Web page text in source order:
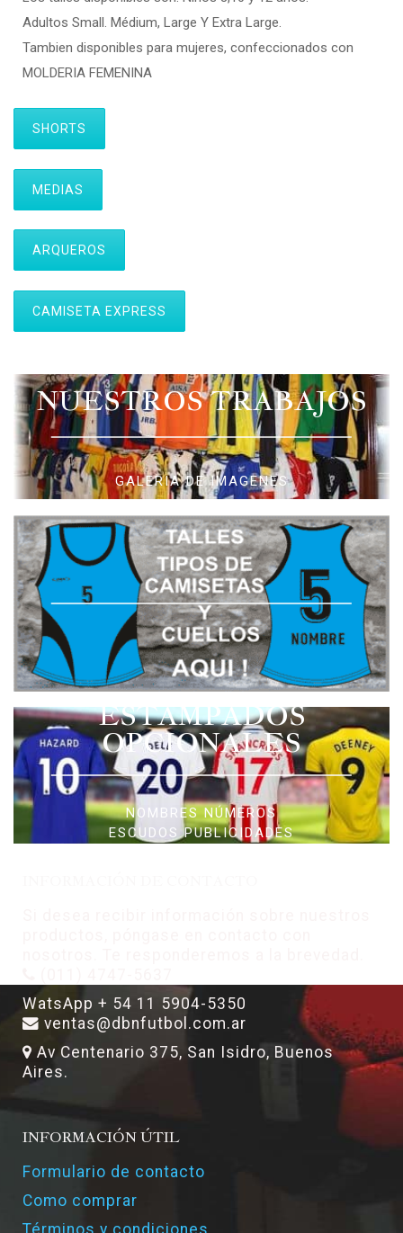
Adultos Small. Médium, Large Y Extra Large.
Tambien disponibles para mujeres, confeccionados con
MOLDERIA FEMENINA
SHORTS
MEDIAS
ARQUEROS
CAMISETA EXPRESS
NUESTROS TRABAJOS
GALERIA DE IMAGENES
ESTAMPADOS
OPCIONALES
NOMBRES NÚMEROS
ESCUDOS PUBLICIDADES
WatsApp + 54 11 5904-5350
ventas@dbnfutbol.com.ar
Av Centenario 375, San Isidro, Buenos
Aires.
INFORMACIÓN ÚTIL
Formulario de contacto
Como comprar
Términos y condiciones